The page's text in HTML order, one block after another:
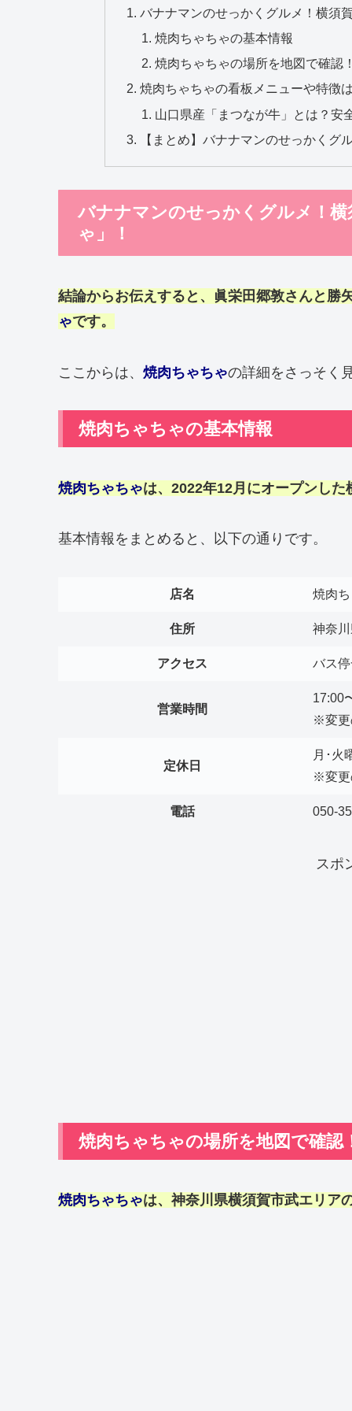
バナナマンのせっかくグルメ！横須
焼肉ちゃちゃの基本情報
焼肉ちゃちゃの場所を地図で確認
焼肉ちゃちゃの看板メニューや特徴
山口県産「まつなが牛」とは？安
【まとめ】バナナマンのせっかく
バナナマンのせっかくグルメ！
ゃ」！
結論からお伝えすると、 眞栄田郷敦さんと 勝
ゃです。
ここからは、 焼肉ちゃちゃの詳細をさっそく
焼肉ちゃちゃの基本情報
焼肉ちゃちゃは、2022年12月にオープンした
基本情報をまとめると、以下の通りです。
店名 焼肉
住所 神奈
アクセス バス
営業時間
17:00
※変更
定休日
月･火
※変更
電話 050-
スポ
焼肉ちゃちゃの場所を地図で確認
焼肉ちゃちゃは、神奈川県横須賀市武エリア